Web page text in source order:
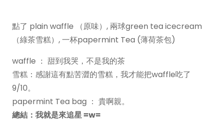
點了 plain waffle （原味）, 兩球green tea icecream
（綠茶雪糕）, 一杯papermint Tea (薄荷茶包)
waffle ： 甜到我哭，不是我的茶
雪糕：感謝這有點苦澀的雪糕，我才能把waffle吃了
9/10。
papermint Tea bag ： 貴啊親。
總結：我就是來追星 =w=